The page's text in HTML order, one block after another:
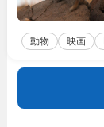
動物 映画